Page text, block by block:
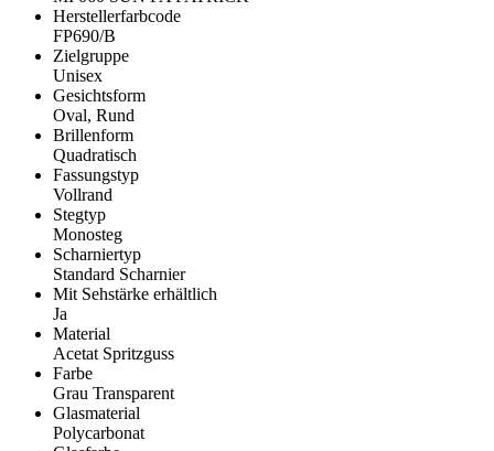
Herstellerfarbcode
FP690/B
Zielgruppe
Unisex
Gesichtsform
Oval, Rund
Brillenform
Quadratisch
Fassungstyp
Vollrand
Stegtyp
Monosteg
Scharniertyp
Standard Scharnier
Mit Sehstärke erhältlich
Ja
Material
Acetat Spritzguss
Farbe
Grau Transparent
Glasmaterial
Polycarbonat